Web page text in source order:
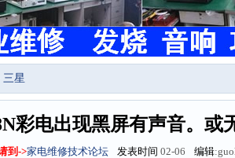
三星
彩电出现黑屏有声音。或
到->家电维修技术论坛 发表时间 02-06 编辑